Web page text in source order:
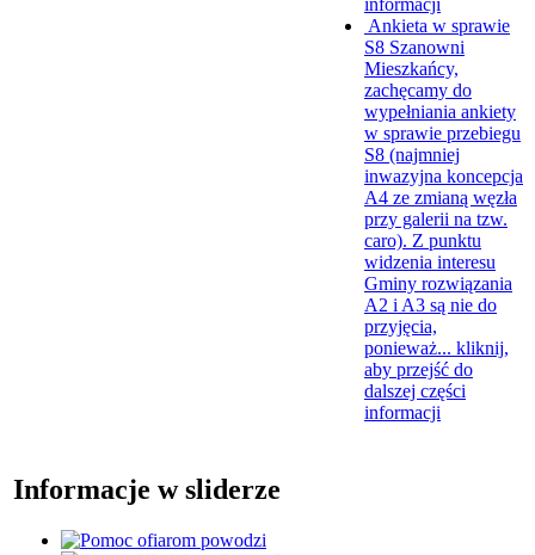
Ankieta w sprawie
S8 Szanowni
Mieszkańcy,
zachęcamy do
wypełniania ankiety
w sprawie przebiegu
S8 (najmniej
inwazyjna koncepcja
A4 ze zmianą węzła
przy galerii na tzw.
caro). Z punktu
widzenia interesu
Gminy rozwiązania
A2 i A3 są nie do
przyjęcia,
ponieważ... kliknij,
aby przejść do
dalszej części
informacji
Informacje w sliderze